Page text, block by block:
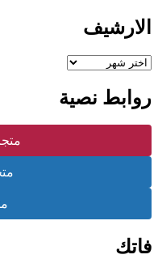
الارشيف
الارشيف
روابط نصية
فاتك